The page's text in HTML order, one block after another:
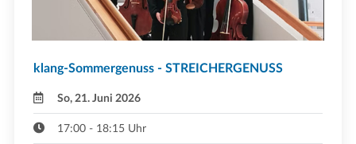
klang-Sommergenuss - STREICHERGENUSS
So, 21. Juni 2026
17:00 - 18:15 Uhr